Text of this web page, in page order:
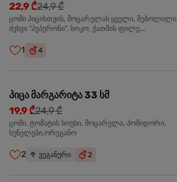
22,9 ₾24,9 ₾
ცომი პიცისთვის, მოცარელას ყველი, შებოლილი
ძეხვი "პეპერონი", სოკო, ქათმის ფილე,
1 4
პიცა მარგარიტა 33 სმ
19,9 ₾24,9 ₾
ცომი, ტომატის სოუსი, მოცარელა, პომიდორი,
სუნელები,ორეგანო
2 🥦 ვეგანური 2